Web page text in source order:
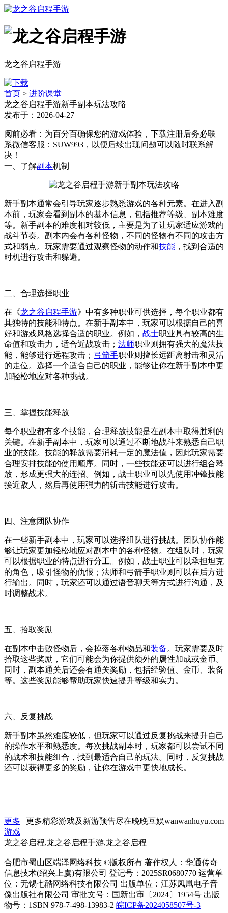
龙之谷启程手游
首页 > 进阶课堂
龙之谷启程手游新手副本玩法攻略
发布于：2026-04-27
阅前必看：为百分百确保您的游戏体验，下载注册后务必联
系微信客服：SUW993，以便后续出现问题可以随时联系解
决！
一、了解副本机制
新手副本通常会引导玩家逐步熟悉游戏的各种元素。在进入副
本前，玩家会看到副本的基本信息，包括推荐等级、副本难度
等。新手副本的难度相对较低，主要是为了让玩家适应游戏的
战斗节奏。副本内会有各种怪物，不同的怪物有不同的攻击方
式和弱点。玩家需要通过观察怪物的动作和技能 ，找到合适的
时机进行攻击和躲避。
二、合理选择职业
在《龙之谷启程手游》中有多种职业可供选择，每个职业都有
其独特的技能和特点。在新手副本中，玩家可以根据自己的喜
好和游戏风格选择合适的职业。例如， 战士职业具有较高的生
命值和攻击力，适合近战攻击； 法师职业则拥有强大的魔法技
能，能够进行远程攻击； 弓箭手职业则擅长远距离射击和灵活
的走位。选择一个适合自己的职业，能够让你在新手副本中更
加轻松地应对各种挑战。
三、掌握技能释放
每个职业都有多个技能，合理释放技能是在副本中取得胜利的
关键。在新手副本中，玩家可以通过不断地战斗来熟悉自己职
业的技能。技能的释放需要消耗一定的魔法值，因此玩家需要
合理安排技能的使用顺序。同时，一些技能还可以进行组合释
放，形成更强大的连招。例如，战士职业可以先使用冲锋技能
接近敌人，然后再使用强力的斩击技能进行攻击。
四、注意团队协作
在一些新手副本中，玩家可以选择组队进行挑战。团队协作能
够让玩家更加轻松地应对副本中的各种怪物。在组队时，玩家
可以根据职业的特点进行分工。例如，战士职业可以承担坦克
的角色，吸引怪物的仇恨；法师和弓箭手职业则可以在后方进
行输出。同时，玩家还可以通过语音聊天等方式进行沟通，及
时调整战术。
五、拾取奖励
在副本中击败怪物后，会掉落各种物品和装备。玩家需要及时
拾取这些奖励，它们可能会为你提供额外的属性加成或金币。
同时，副本通关后还会有通关奖励，包括经验值、金币、装备
等。这些奖励能够帮助玩家快速提升等级和实力。
六、反复挑战
新手副本虽然难度较低，但玩家可以通过反复挑战来提升自己
的操作水平和熟悉度。每次挑战副本时，玩家都可以尝试不同
的战术和技能组合，找到最适合自己的玩法。同时，反复挑战
还可以获得更多的奖励，让你在游戏中更快地成长。
更多精彩游戏及新游预告尽在晚晚互娱wanwanhuyu.com
更多
游戏
龙之谷启程,龙之谷启程手游,龙之谷启程
合肥市蜀山区端泽网络科技 ©版权所有 著作权人：华通传奇
信息技术(绍兴上虞)有限公司 登记号：2025SR0680770 运营单
位：无锡七酷网络科技有限公司 出版单位：江苏凤凰电子音
像出版社有限公司 审批文号：国新出审〔2024〕1954号 出版
物号：1SBN 978-7-498-13983-2 皖ICP备2024058507号-3